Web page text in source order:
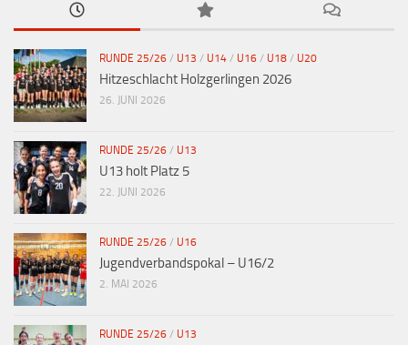
RUNDE 25/26 / U13 / U14 / U16 / U18 / U20
Hitzeschlacht Holzgerlingen 2026
26. JUNI 2026
RUNDE 25/26 / U13
U13 holt Platz 5
22. JUNI 2026
RUNDE 25/26 / U16
Jugendverbandspokal – U16/2
2. MAI 2026
RUNDE 25/26 / U13